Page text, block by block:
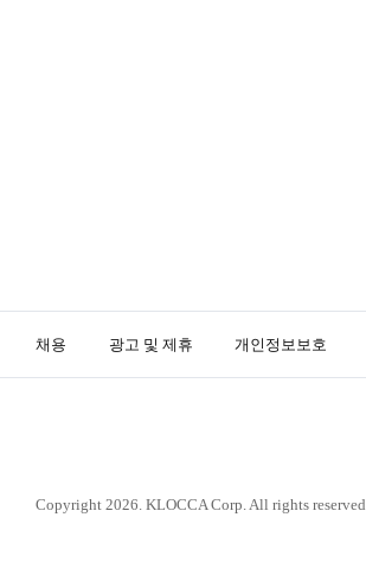
채용 광고 및 제휴 개인정보보호
O
Copyright 2026. KLOCCA Corp. All rights reserved.